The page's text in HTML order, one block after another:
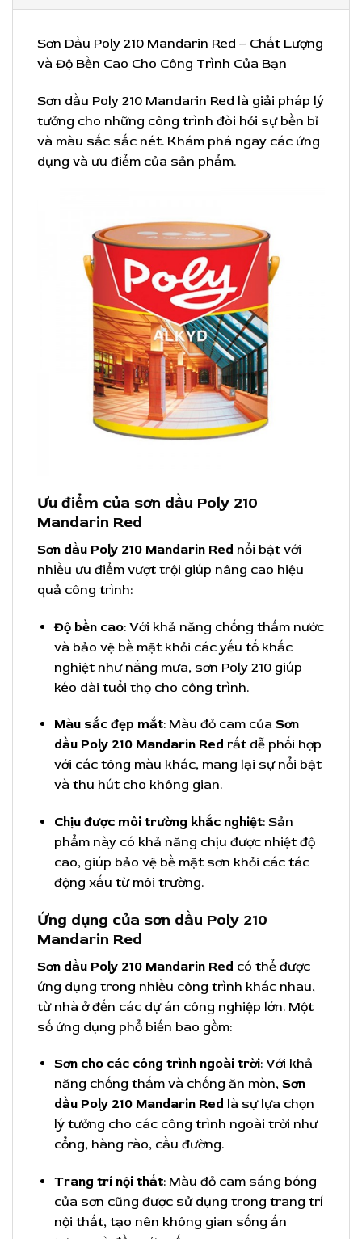
Sơn Dầu Poly 210 Mandarin Red – Chất Lượng
và Độ Bền Cao Cho Công Trình Của Bạn
Sơn dầu Poly 210 Mandarin Red là giải pháp lý
tưởng cho những công trình đòi hỏi sự bền bỉ
và màu sắc sắc nét. Khám phá ngay các ứng
dụng và ưu điểm của sản phẩm.
Ưu điểm của sơn dầu Poly 210
Mandarin Red
Sơn dầu Poly 210 Mandarin Red nổi bật với
nhiều ưu điểm vượt trội giúp nâng cao hiệu
quả công trình:
Độ bền cao: Với khả năng chống thấm nước
và bảo vệ bề mặt khỏi các yếu tố khắc
nghiệt như nắng mưa, sơn Poly 210 giúp
kéo dài tuổi thọ cho công trình.
Màu sắc đẹp mắt: Màu đỏ cam của Sơn
dầu Poly 210 Mandarin Red rất dễ phối hợp
với các tông màu khác, mang lại sự nổi bật
và thu hút cho không gian.
Chịu được môi trường khắc nghiệt: Sản
phẩm này có khả năng chịu được nhiệt độ
cao, giúp bảo vệ bề mặt sơn khỏi các tác
động xấu từ môi trường.
Ứng dụng của sơn dầu Poly 210
Mandarin Red
Sơn dầu Poly 210 Mandarin Red có thể được
ứng dụng trong nhiều công trình khác nhau,
từ nhà ở đến các dự án công nghiệp lớn. Một
số ứng dụng phổ biến bao gồm:
Sơn cho các công trình ngoài trời: Với khả
năng chống thấm và chống ăn mòn, Sơn
dầu Poly 210 Mandarin Red là sự lựa chọn
lý tưởng cho các công trình ngoài trời như
cổng, hàng rào, cầu đường.
Trang trí nội thất: Màu đỏ cam sáng bóng
của sơn cũng được sử dụng trong trang trí
nội thất, tạo nên không gian sống ấn